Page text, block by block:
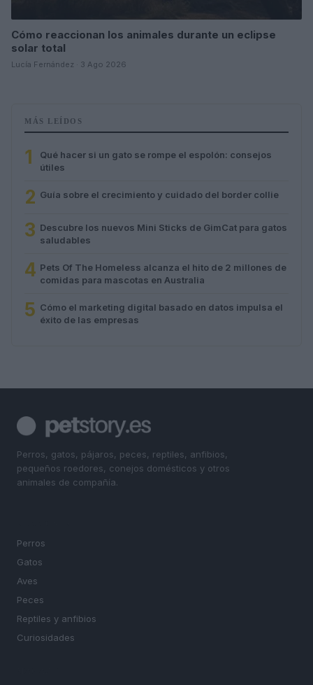
Cómo reaccionan los animales durante un eclipse
solar total
Lucía Fernández · 3 Ago 2026
MÁS LEÍDOS
1
Qué hacer si un gato se rompe el espolón: consejos
útiles
2 Guía sobre el crecimiento y cuidado del border collie
3 Descubre los nuevos Mini Sticks de GimCat para gatos
saludables
4 Pets Of The Homeless alcanza el hito de 2 millones de
comidas para mascotas en Australia
5 Cómo el marketing digital basado en datos impulsa el
éxito de las empresas
Perros, gatos, pájaros, peces, reptiles, anfibios,
pequeños roedores, conejos domésticos y otros
animales de compañía.
Perros
Gatos
Aves
Peces
Reptiles y anfibios
Curiosidades